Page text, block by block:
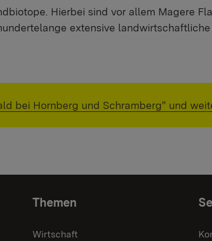
Hierbei sind vor allem Magere
extensive
bei Hornberg und Schramberg" und
Themen
Wirtschaft